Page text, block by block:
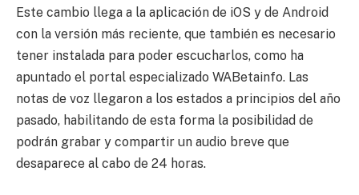
Este cambio llega a la aplicación de iOS y de Android
con la versión más reciente, que también es necesario
tener instalada para poder escucharlos, como ha
apuntado el portal especializado WABetainfo. Las
notas de voz llegaron a los estados a principios del año
pasado, habilitando de esta forma la posibilidad de
podrán grabar y compartir un audio breve que
desaparece al cabo de 24 horas.